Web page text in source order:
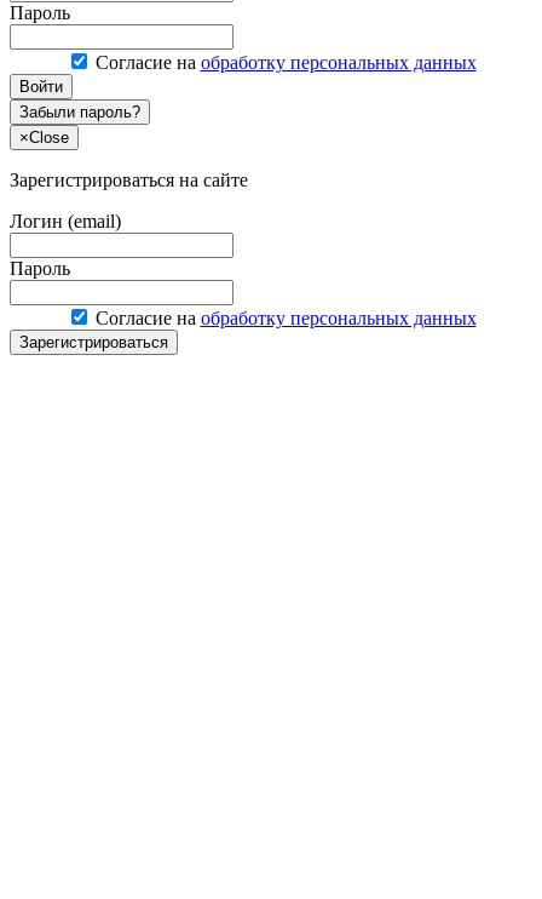
Пароль
Согласие на обработку персональных данных
Войти
Забыли пароль?
×Close
Зарегистрироваться на сайте
Логин (email)
Пароль
Согласие на обработку персональных данных
Зарегистрироваться